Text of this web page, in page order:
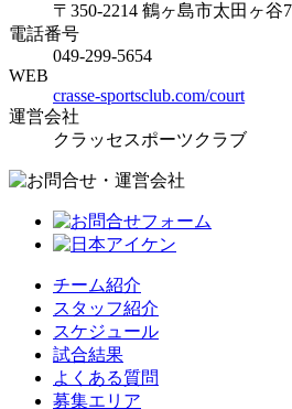
〒350-2214 鶴ヶ島市太田ヶ谷
電話番号
049-299-5654
WEB
crasse-sportsclub.com/court
運営会社
クラッセスポーツクラブ
チーム紹介
スタッフ紹介
スケジュール
試合結果
よくある質問
募集エリア